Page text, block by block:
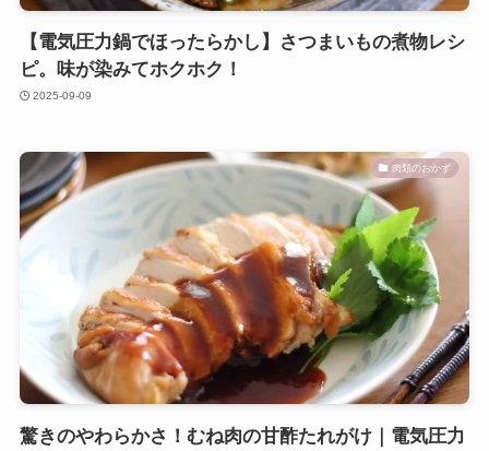
【電気圧力鍋でほったらかし】さつまいもの煮物レシ
ピ。味が染みてホクホク！
2025-09-09
肉類のおかず
驚きのやわらかさ！むね肉の甘酢たれがけ｜電気圧力